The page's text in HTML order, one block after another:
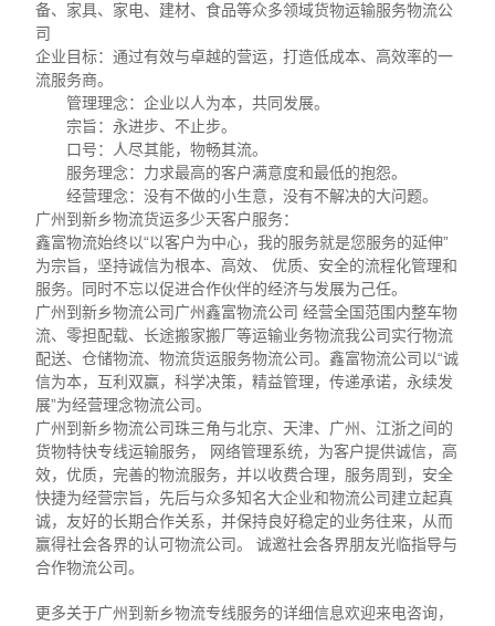
备、家具、家电、建材、食品等众多领域货物运输服务物流公
司
企业目标：通过有效与卓越的营运，打造低成本、高效率的一
流服务商。
管理理念：企业以人为本，共同发展。
宗旨：永进步、不止步。
口号：人尽其能，物畅其流。
服务理念：力求最高的客户满意度和最低的抱怨。
经营理念：没有不做的小生意，没有不解决的大问题。
广州到新乡物流货运多少天客户服务：
鑫富物流始终以“以客户为中心，我的服务就是您服务的延伸”
为宗旨，坚持诚信为根本、高效、 优质、安全的流程化管理和
服务。同时不忘以促进合作伙伴的经济与发展为己任。
广州到新乡物流公司广州鑫富物流公司 经营全国范围内整车物
流、零担配载、长途搬家搬厂等运输业务物流我公司实行物流
配送、仓储物流、物流货运服务物流公司。鑫富物流公司以“诚
信为本，互利双赢，科学决策，精益管理，传递承诺，永续发
展”为经营理念物流公司。
广州到新乡物流公司珠三角与北京、天津、广州、江浙之间的
货物特快专线运输服务， 网络管理系统，为客户提供诚信，高
效，优质，完善的物流服务，并以收费合理，服务周到，安全
快捷为经营宗旨，先后与众多知名大企业和物流公司建立起真
诚，友好的长期合作关系，并保持良好稳定的业务往来，从而
赢得社会各界的认可物流公司。 诚邀社会各界朋友光临指导与
合作物流公司。
更多关于广州到新乡物流专线服务的详细信息欢迎来电咨询，